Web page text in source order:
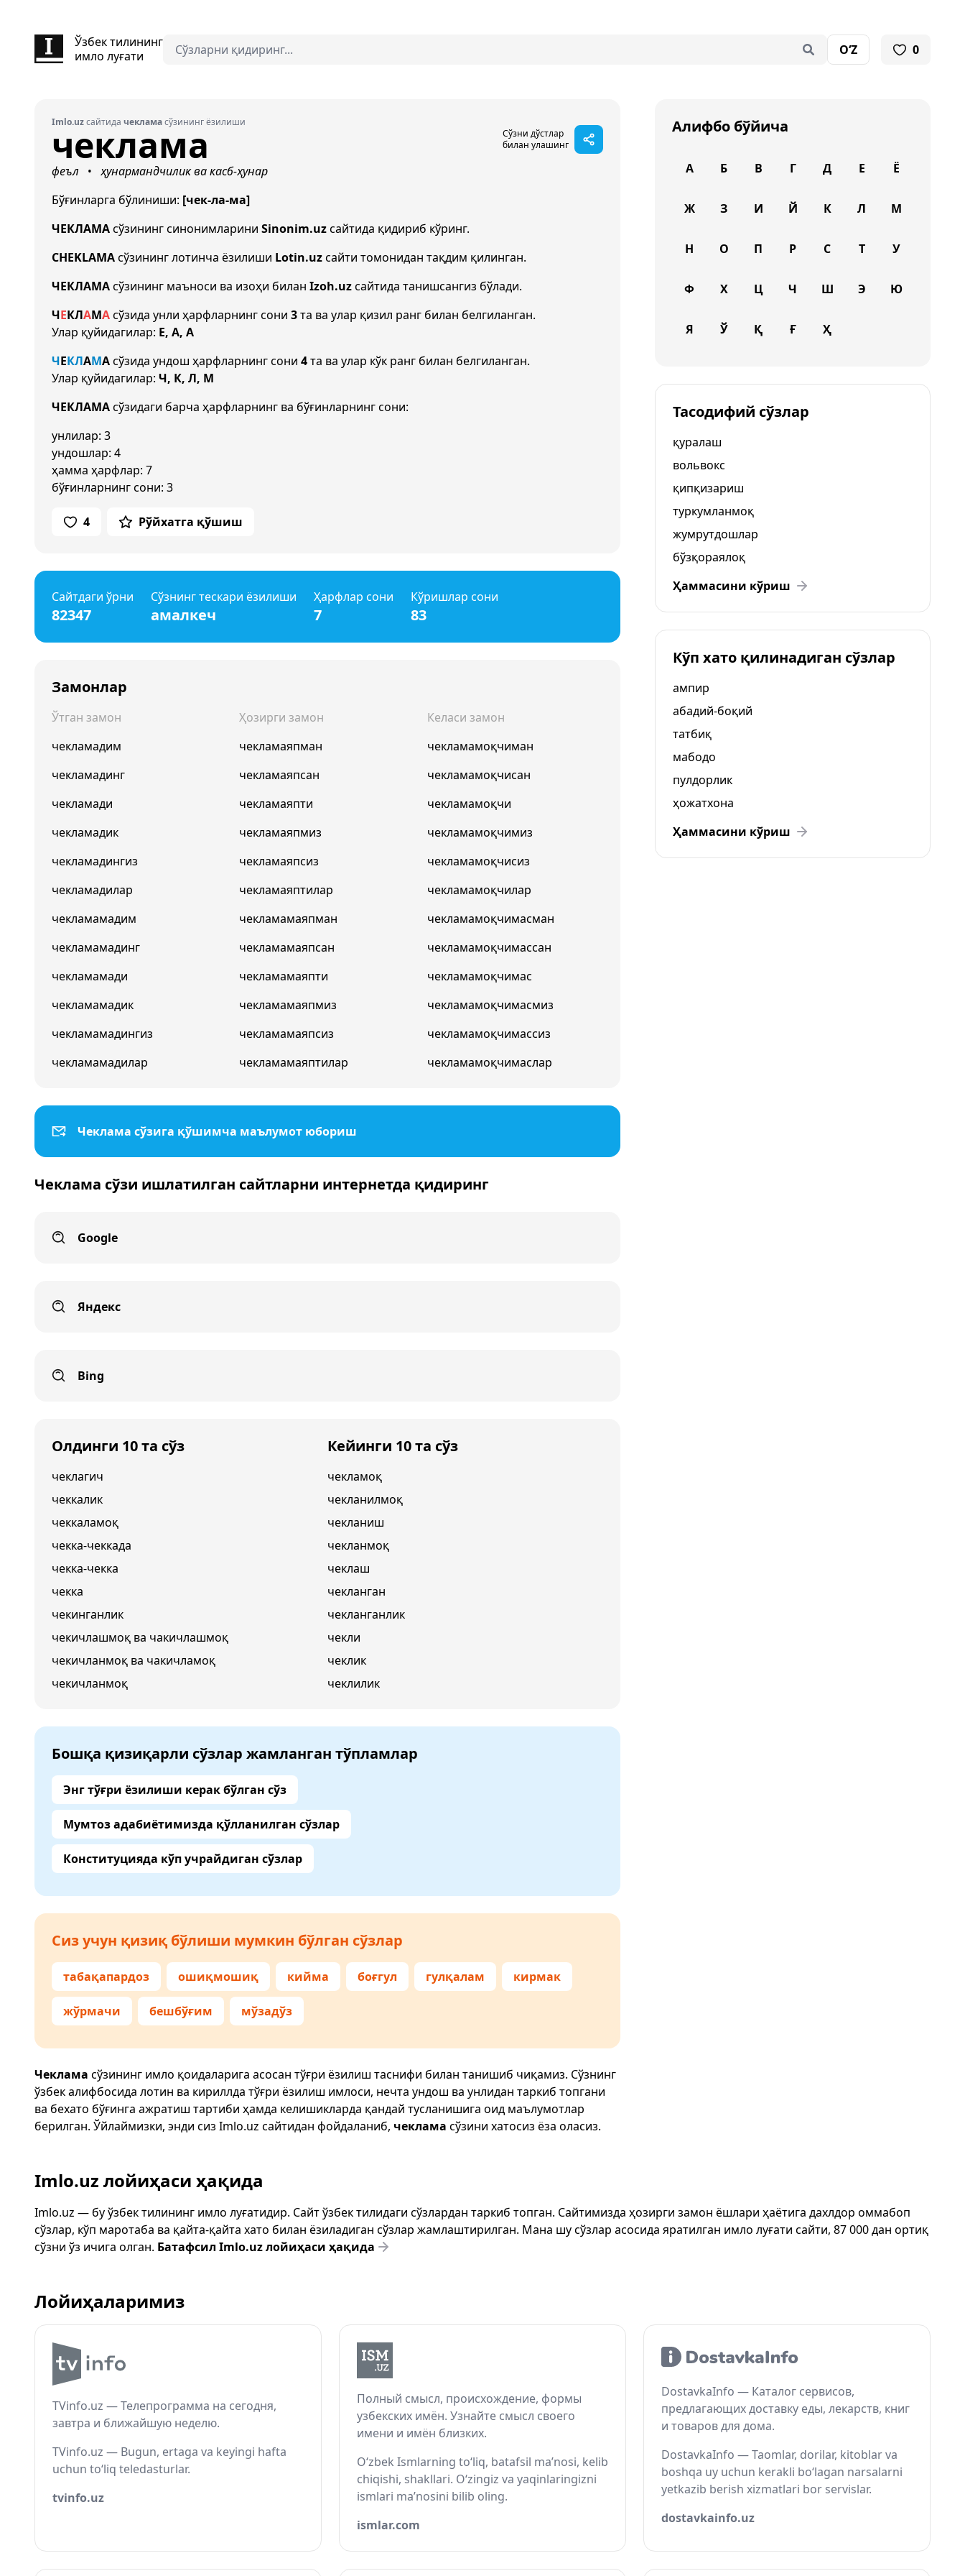
Ўзбек тилининг
имло луғати
O‘Z 0
Imlo.uzсайтида чекламасўзининг ёзилиши
чеклама
Сўзни дўстлар
билан улашинг
феъл •
ҳунармандчилик ва касб-ҳунар
Бўғинларга бўлиниши: [чек-ла-ма]
ЧЕКЛАМАсўзининг синонимларини Sinonim.uzсайтида қидириб кўринг.
CHEKLAMAсўзининг лотинча ёзилиши Lotin.uzсайти томонидан тақдим қилинган.
ЧЕКЛАМАсўзининг маъноси ва изоҳи билан Izoh.uzсайтида танишсангиз бўлади.
ЧЕКЛАМАсўзида унли ҳарфларнинг сони 3та ва улар қизил ранг билан белгиланган.
Улар қуйидагилар: Е, А, А
ЧЕКЛАМАсўзида ундош ҳарфларнинг сони 4та ва улар кўк ранг билан белгиланган.
Улар қуйидагилар: Ч, К, Л, М
ЧЕКЛАМАсўзидаги барча ҳарфларнинг ва бўғинларнинг сони:
унлилар: 3
ундошлар: 4
ҳамма ҳарфлар: 7
бўғинларнинг сони: 3
4 Рўйхатга қўшиш
Сайтдаги ўрни
82347
Сўзнинг тескари ёзилиши
амалкеч
Ҳарфлар сони
7
Кўришлар сони
83
Замонлар
Ўтган замон
чекламадим
чекламадинг
чекламади
чекламадик
чекламадингиз
чекламадилар
чекламамадим
чекламамадинг
чекламамади
чекламамадик
чекламамадингиз
чекламамадилар
Ҳозирги замон
чекламаяпман
чекламаяпсан
чекламаяпти
чекламаяпмиз
чекламаяпсиз
чекламаяптилар
чекламамаяпман
чекламамаяпсан
чекламамаяпти
чекламамаяпмиз
чекламамаяпсиз
чекламамаяптилар
Келаси замон
чекламамоқчиман
чекламамоқчисан
чекламамоқчи
чекламамоқчимиз
чекламамоқчисиз
чекламамоқчилар
чекламамоқчимасман
чекламамоқчимассан
чекламамоқчимас
чекламамоқчимасмиз
чекламамоқчимассиз
чекламамоқчимаслар
Чеклама сўзига қўшимча маълумот юбориш
Чеклама сўзи ишлатилган сайтларни интернетда қидиринг
Google
Яндекс
Bing
Олдинги 10 та сўз
чеклагич
чеккалик
чеккаламоқ
чекка-чеккада
чекка-чекка
чекка
чекинганлик
чекичлашмоқ ва чакичлашмоқ
чекичланмоқ ва чакичламоқ
чекичланмоқ
Кейинги 10 та сўз
чекламоқ
чекланилмоқ
чекланиш
чекланмоқ
чеклаш
чекланган
чекланганлик
чекли
чеклик
чеклилик
Бошқа қизиқарли сўзлар жамланган тўпламлар
Энг тўғри ёзилиши керак бўлган сўз
Мумтоз адабиётимизда қўлланилган сўзлар
Конституцияда кўп учрайдиган сўзлар
Сиз учун қизиқ бўлиши мумкин бўлган сўзлар
табақапардоз ошиқмошиқ кийма боғгул гулқалам кирмак
жўрмачи бешбўғим мўзадўз
Чеклама сўзининг имло қоидаларига асосан тўғри ёзилиш таснифи билан танишиб чиқамиз. Сўзнинг
ўзбек алифбосида лотин ва кириллда тўғри ёзилиш имлоси, нечта ундош ва унлидан таркиб топгани
ва бехато бўғинга ажратиш тартиби ҳамда келишикларда қандай тусланишига оид маълумотлар
берилган. Ўйлаймизки, энди сиз Imlo.uz сайтидан фойдаланиб, чеклама сўзини хатосиз ёза оласиз.
Алифбо бўйича
А Б В Г Д Е Ё
Ж З И Й К Л М
Н О П Р С Т У
Ф Х Ц Ч Ш Э Ю
Я Ў Қ Ғ Ҳ
Тасодифий сўзлар
қуралаш
вольвокс
қипқизариш
туркумланмоқ
жумрутдошлар
бўзқораялоқ
Ҳаммасини кўриш
Кўп хато қилинадиган сўзлар
ампир
абадий-боқий
татбиқ
мабодо
пулдорлик
ҳожатхона
Ҳаммасини кўриш
Imlo.uz лойиҳаси ҳақида
Imlo.uz — бу ўзбек тилининг имло луғатидир. Сайт ўзбек тилидаги сўзлардан таркиб топган. Сайтимизда ҳозирги замон ёшлари ҳаётига дахлдор оммабоп
сўзлар, кўп маротаба ва қайта-қайта хато билан ёзиладиган сўзлар жамлаштирилган. Мана шу сўзлар асосида яратилган имло луғати сайти, 87 000 дан ортиқ
сўзни ўз ичига олган. Батафсил Imlo.uz лойиҳаси ҳақида
Лойиҳаларимиз
TVinfo.uz — Телепрограмма на сегодня,
завтра и ближайшую неделю.
TVinfo.uz — Bugun, ertaga va keyingi hafta
uchun to‘liq teledasturlar.
tvinfo.uz
Полный смысл, происхождение, формы
узбекских имён. Узнайте смысл своего
имени и имён близких.
O‘zbek Ismlarning to‘liq, batafsil ma’nosi, kelib
chiqishi, shakllari. O‘zingiz va yaqinlaringizni
ismlari ma’nosini bilib oling.
ismlar.com
DostavkaInfo — Каталог сервисов,
предлагающих доставку еды, лекарств, книг
и товаров для дома.
DostavkaInfo — Taomlar, dorilar, kitoblar va
boshqa uy uchun kerakli bo‘lagan narsalarni
yetkazib berish xizmatlari bor servislar.
dostavkainfo.uz